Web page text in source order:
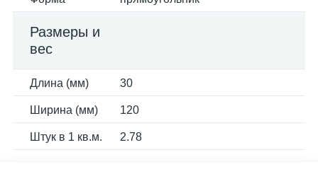
Размеры и
вес
Длина (мм) 30
Ширина (мм) 120
Штук в 1 кв.м. 2.78